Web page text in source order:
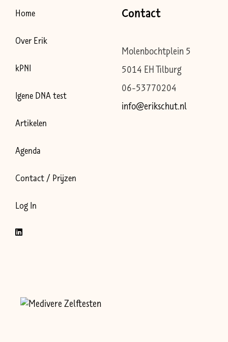
Home
Over Erik
kPNI
Igene DNA test
Artikelen
Agenda
Contact / Prijzen
Log In
Contact
Molenbochtplein 5
5014 EH Tilburg
06-53770204
info@erikschut.nl